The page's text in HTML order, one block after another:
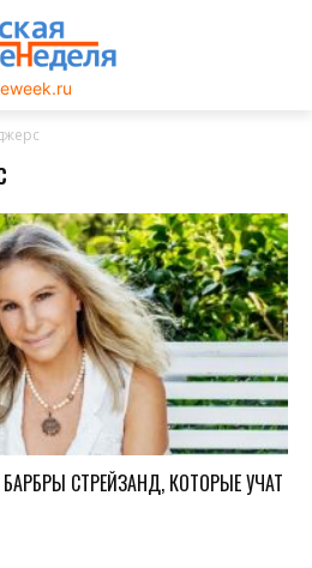
СТРЕЙЗАНД, КОТОРЫЕ УЧАТ